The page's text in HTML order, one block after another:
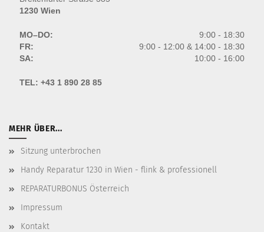
1230 Wien
MO–DO:
9:00 - 18:30
FR:
9:00 - 12:00 & 14:00 - 18:30
SA:
10:00 - 16:00
TEL: +43 1 890 28 85
MEHR ÜBER...
Sitzung unterbrochen
Handy Reparatur 1230 in Wien - flink & professionell
REPARATURBONUS Österreich
Impressum
Kontakt